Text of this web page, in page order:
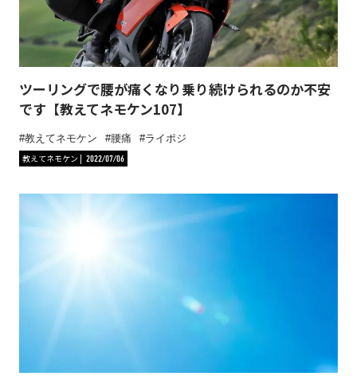
ツーリングで腰が痛くなり乗り続けられるのか不安
です【教えてネモケン107】
教えてネモケン 腰痛
ライポジ
教えてネモケン
2022/07/06